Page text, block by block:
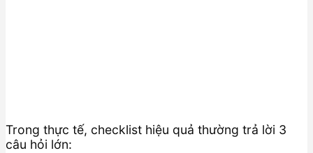
Trong thực tế, checklist hiệu quả thường trả lời 3
câu hỏi lớn: